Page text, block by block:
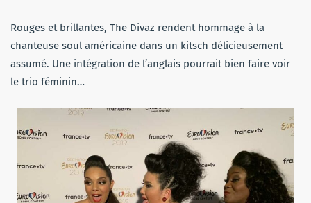
Rouges et brillantes, The Divaz rendent hommage à la
chanteuse soul américaine dans un kitsch délicieusement
assumé. Une intégration de l’anglais pourrait bien faire voir
le trio féminin…